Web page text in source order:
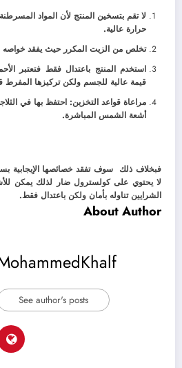
لا تقم بتسخين المنتج لأن المواد
حرارة عالية.
تخلص من الزيت المكرر حيث يفقد خواصه
استخدم المنتج باعتدال فقط فتعتبر
قيمة عالية للجسم ولكن تركيزها المفرط
مراعاة قواعد التخزين: احتفظ بها في
أشعة الشمس المباشرة.
فبخلاف ذلك سوف تفقد خصائصها الإيجابية
لا يحتوي على كولسترول ضار لذلك يمكن
الشرايين تناوله بأمان ولكن باعتدال فقط.
About Author
See author's posts